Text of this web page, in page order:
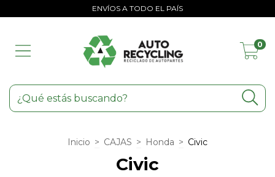
ENVÍOS A TODO EL PAÍS
0
Inicio > CAJAS > Honda > Civic
Civic